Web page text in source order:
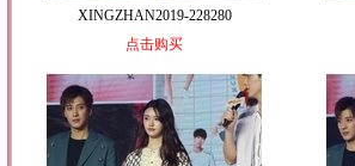
XINGZHAN2019-228280
点击购买